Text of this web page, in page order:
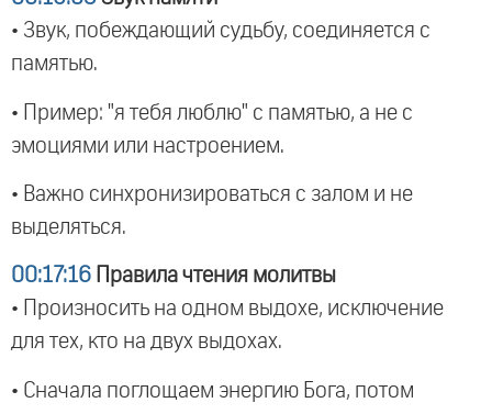
• Звук, побеждающий судьбу, соединяется с
памятью.
• Пример: "я тебя люблю" с памятью, а не с
эмоциями или настроением.
• Важно синхронизироваться с залом и не
выделяться.
00:17:16 Правила чтения молитвы
• Произносить на одном выдохе, исключение
для тех, кто на двух выдохах.
• Сначала поглощаем энергию Бога, потом